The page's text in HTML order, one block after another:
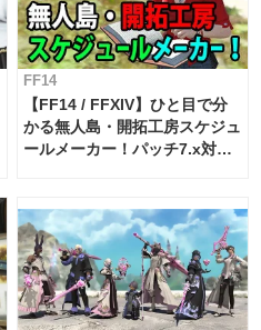
FF14
【FF14 / FFXIV】ひと目で分
かる無人島・開拓工房スケジュ
ールメーカー！パッチ7.x対応